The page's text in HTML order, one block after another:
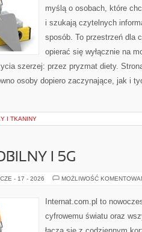
myślą o osobach, które
i szukają czytelnych
sposób. To przestrzeń dla
opierać się wyłącznie na
szerzej: przez pryzmat diety.
osoby dopiero zaczynające, jak i
I TKANINY
I 5G
CZE - 17 - 2026 MOŻLIWOŚĆ
Internat.com.pl to
cyfrowemu światu oraz